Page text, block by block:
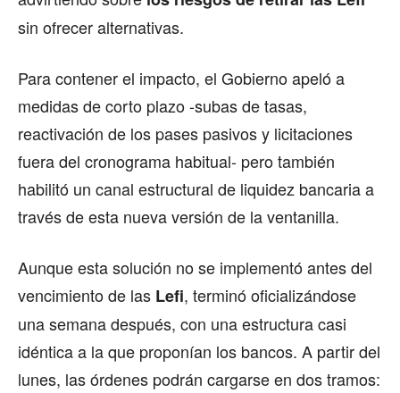
sin ofrecer alternativas.
Para contener el impacto, el Gobierno apeló a
medidas de corto plazo -subas de tasas,
reactivación de los pases pasivos y licitaciones
fuera del cronograma habitual- pero también
habilitó un canal estructural de liquidez bancaria a
través de esta nueva versión de la ventanilla.
Aunque esta solución no se implementó antes del
vencimiento de las Lefi, terminó oficializándose
una semana después, con una estructura casi
idéntica a la que proponían los bancos. A partir del
lunes, las órdenes podrán cargarse en dos tramos: